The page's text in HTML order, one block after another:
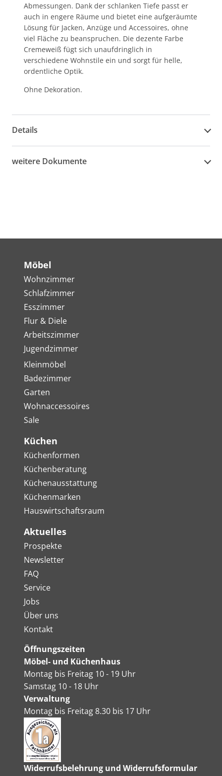
Abmessungen. Dank der schlanken Tiefe passt er
auch in engere Räume und bietet eine aufgeräumte
Lösung für Jacken, Anzüge und Accessoires, ohne
viel Fläche zu beanspruchen. Die dezente Farbe
Cremeweiß fügt sich unaufdringlich in
verschiedene Wohnstile ein und sorgt für helle,
ordentliche Optik.
Ohne Dekoration.
Details
weitere Dokumente
Möbel
Wohnzimmer
Schlafzimmer
Esszimmer
Flur & Diele
Arbeitszimmer
Jugendzimmer
Kleinmöbel
Badezimmer
Garten
Wohnaccessoires
Sale
Küchen
Küchenformen
Küchenberatung
Küchenausstattung
Küchenmarken
Hauswirtschaftsraum
Aktuelles
Prospekte
Newsletter
FAQ
Service
Jobs
Über uns
Kontakt
Öffnungszeiten
Möbel- und Küchenhaus
Montag bis Freitag 10 - 19 Uhr
Samstag 10 - 18 Uhr
Verwaltung
Montag bis Freitag 8.30 bis 17 Uhr
Widerrufsbelehrung und Widerrufsformular